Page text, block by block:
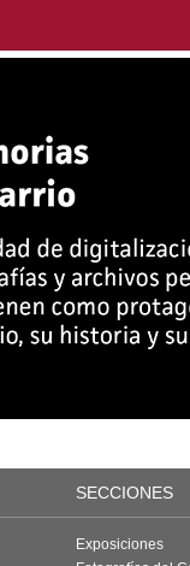
SECCIONES
Exposiciones